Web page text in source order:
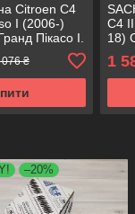
Citroen C4
I (2006-)
Пікасо I.
Каяба
₴
C4
18)
1
–20%